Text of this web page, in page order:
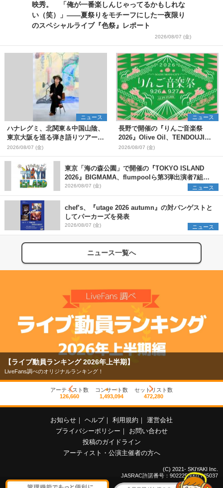
映秀。 「俺が一番楽しんじゃってるかもしれな
い（笑）」――夏祭りをモチーフにした一夜限り
のスペシャルライブ『色祭』レポート
2026/08/07 (金)
ニュース
ハナレグミ、北関東＆中国山陰、
東京大阪を巡る弾き語りツアー10
月より開催決定
2026/08/07 (金)
ニュース
長野で開催の『りんご音楽祭
2026』Olive Oil、TENDOUJIら
第11弾出演アーティスト（16組）
を発表
2026/08/07 (金)
東京「海の森公園」で開催の『TOKYO ISLAND
2026』BIGMAMA、flumpoolら第3弾出演者7組を
発表 ワークショップ・アート出展者を募集
2026/08/07 (金) ニュース
chef’s、『utage 2026 autumn』の対バンゲストと
してパーカーズを発表
2026/08/07 (金) ニュース
ニュース一覧へ
【ライブ動員ランキング 2026年上半期】
LiveFans調べのオリジナルランキング！
アーティスト数
126,660
コンサート数
1,493,094
セットリスト数
472,280
お知らせ ヘルプ 利用規約
運営会社
プライバシーポリシー
お問い合わせ
投稿のガイドライン
アーティスト・公演主催者の方へ
(C) 2021- SKIYAKI Inc.
JASRAC許諾番号：9022255001Y45037